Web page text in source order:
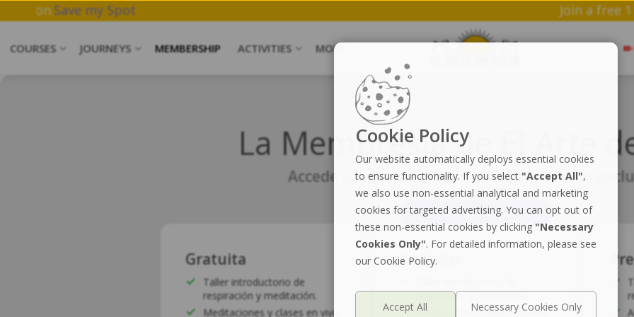
& Meditation.Save my Spot
COURSES JOURNEYS MEMBERSHIP ACTIVITIES MORE
La Membresía de El Arte
Accede a beneficios especiales y contenido
Gratuita
Taller introductorio de
respiración y meditación.
Meditaciones y clases en vivo.
Estándar
respiración y meditación.
Meditaciones, clases en vivo,
Cookie Policy
Our website automatically deploys essential cookies
to ensure functionality. If you select "Accept All",
we also use non-essential analytical and marketing
cookies for targeted advertising. You can opt out of
these non-essential cookies by clicking "Necessary
Cookies Only". For detailed information, please see
our Cookie Policy.